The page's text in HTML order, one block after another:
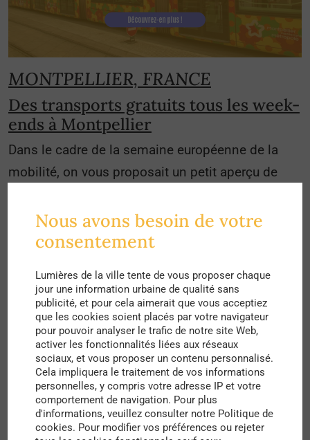
MONTPELLIER, FRANCE
Des transports gratuits tous les week-
ends à Montpellier
Dans le cadre de la semaine européenne de la
mobilité, on vous proposait un petit aperçu de
septembre, les transports en commun sont
gratuits pour tous, et ce tous les week-ends !
Nous avons besoin de votre
consentement
Lumières de la ville tente de vous proposer chaque
jour une information urbaine de qualité sans
publicité, et pour cela aimerait que vous acceptiez
que les cookies soient placés par votre navigateur
pour pouvoir analyser le trafic de notre site Web,
activer les fonctionnalités liées aux réseaux
sociaux, et vous proposer un contenu personnalisé.
Cela impliquera le traitement de vos informations
personnelles, y compris votre adresse IP et votre
comportement de navigation. Pour plus
d'informations, veuillez consulter notre Politique de
cookies. Pour modifier vos préférences ou rejeter